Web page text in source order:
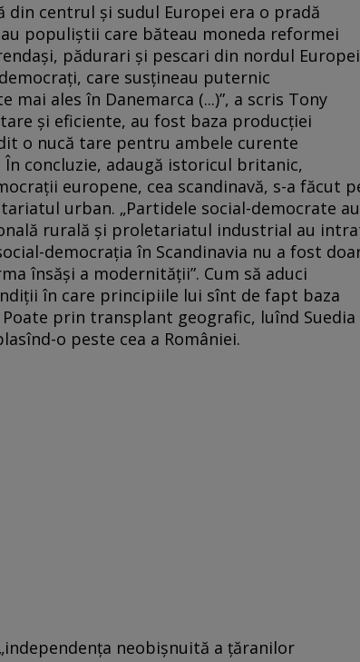
centrul și sudul Europei era o pradă
populiștii care băteau moneda reformei
pădurari și pescari din nordul Europei
care susțineau puternic
ales în Danemarca (...)”, a scris Tony
și eficiente, au fost baza producției
o nucă tare pentru ambele curente
concluzie, adaugă istoricul britanic,
europene, cea scandinavă, s-a făcut
urban. „Partidele social-democrate au
rurală și proletariatul industrial au
democrația în Scandinavia nu a fost
însăși a modernității”. Cum să aduci
în care principiile lui sînt de fapt baza
prin transplant geografic, luînd Suedia
o peste cea a României.
neobișnuită a țăranilor